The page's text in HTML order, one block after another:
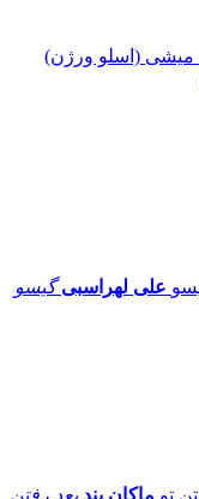
علی لهراسبی گیسو